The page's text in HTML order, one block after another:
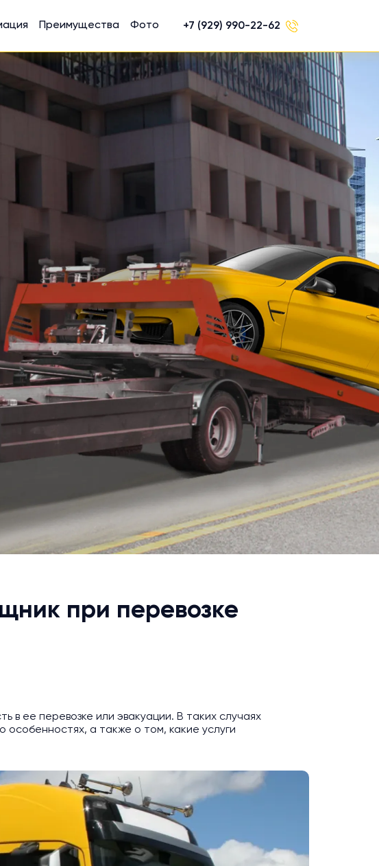
Преимущества Фото +7 (929) 990-22-62
при перевозке
в ее перевозке или эвакуации. В таких случаях
особенностях, а также о том, какие услуги